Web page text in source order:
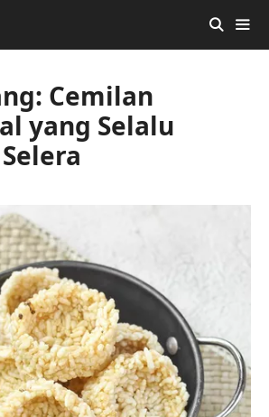
Cemilan
yang Selalu